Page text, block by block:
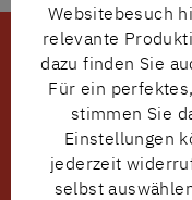
Websitebesuch
relevante
dazu finden Sie
Für ein
stimmen Sie
Einstellungen
jederzeit
selbst